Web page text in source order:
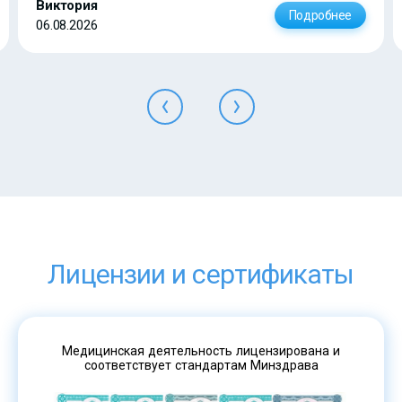
Виктория
06.08.2026
Подробнее
Лицензии и сертификаты
Медицинская деятельность лицензирована и
соответствует стандартам Минздрава